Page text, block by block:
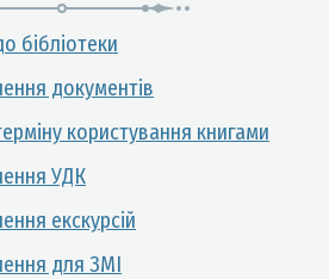
бібліотеки
документів
користування книгами
УДК
екскурсій
для ЗМІ